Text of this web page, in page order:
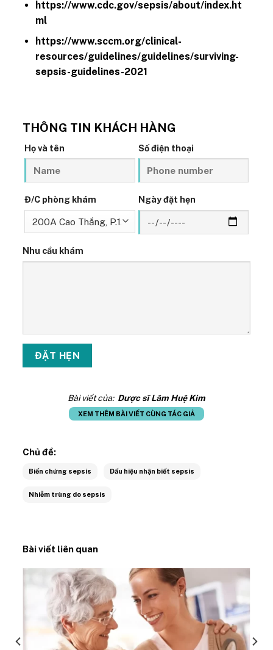
https://www.cdc.gov/sepsis/about/index.ht
ml
https://www.sccm.org/clinical-
resources/guidelines/guidelines/surviving-
sepsis-guidelines-2021
THÔNG TIN KHÁCH HÀNG
Họ và tên Số điện thoại
Đ/C phòng khám Ngày đặt hẹn
Nhu cầu khám
Bài viết của: Dược sĩ Lâm Huệ Kim
XEM THÊM BÀI VIẾT CÙNG TÁC GIẢ
Chủ đề:
Biến chứng sepsis Dấu hiệu nhận biết sepsis
Nhiễm trùng do sepsis
Bài viết liên quan